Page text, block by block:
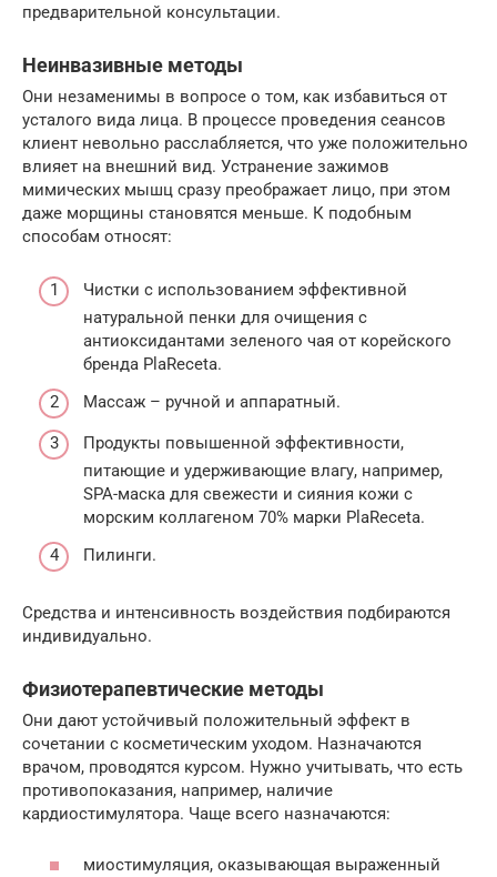
предварительной консультации.
Неинвазивные методы
Они незаменимы в вопросе о том, как избавиться от
усталого вида лица. В процессе проведения сеансов
клиент невольно расслабляется, что уже положительно
влияет на внешний вид. Устранение зажимов
мимических мышц сразу преображает лицо, при этом
даже морщины становятся меньше. К подобным
способам относят:
Чистки с использованием эффективной
натуральной пенки для очищения с
антиоксидантами зеленого чая от корейского
бренда PlaReceta.
Массаж – ручной и аппаратный.
Продукты повышенной эффективности,
питающие и удерживающие влагу, например,
SPA-маска для свежести и сияния кожи с
морским коллагеном 70% марки PlaReceta.
Пилинги.
Средства и интенсивность воздействия подбираются
индивидуально.
Физиотерапевтические методы
Они дают устойчивый положительный эффект в
сочетании с косметическим уходом. Назначаются
врачом, проводятся курсом. Нужно учитывать, что есть
противопоказания, например, наличие
кардиостимулятора. Чаще всего назначаются:
миостимуляция, оказывающая выраженный